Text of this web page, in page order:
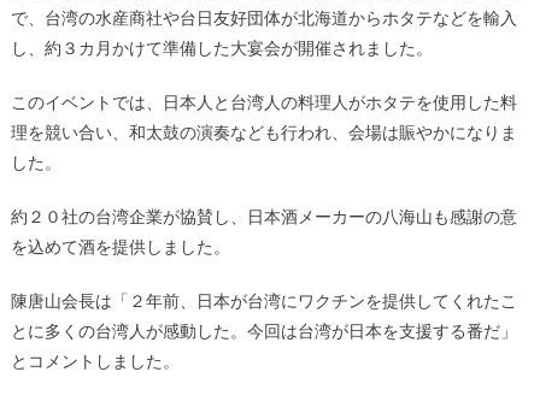
で、台湾の水産商社や台日友好団体が北海道からホタテなどを輸入
し、約３カ月かけて準備した大宴会が開催されました。
このイベントでは、日本人と台湾人の料理人がホタテを使用した料
理を競い合い、和太鼓の演奏なども行われ、会場は賑やかになりま
した。
約２０社の台湾企業が協賛し、日本酒メーカーの八海山も感謝の意
を込めて酒を提供しました。
陳唐山会長は「２年前、日本が台湾にワクチンを提供してくれたこ
とに多くの台湾人が感動した。今回は台湾が日本を支援する番だ」
とコメントしました。